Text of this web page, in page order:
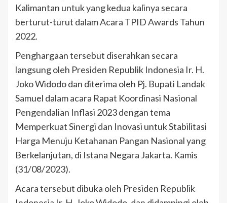
Kalimantan untuk yang kedua kalinya secara
berturut-turut dalam Acara TPID Awards Tahun
2022.
Penghargaan tersebut diserahkan secara
langsung oleh Presiden Republik Indonesia Ir. H.
Joko Widodo dan diterima oleh Pj. Bupati Landak
Samuel dalam acara Rapat Koordinasi Nasional
Pengendalian Inflasi 2023 dengan tema
Memperkuat Sinergi dan Inovasi untuk Stabilitasi
Harga Menuju Ketahanan Pangan Nasional yang
Berkelanjutan, di Istana Negara Jakarta. Kamis
(31/08/2023).
Acara tersebut dibuka oleh Presiden Republik